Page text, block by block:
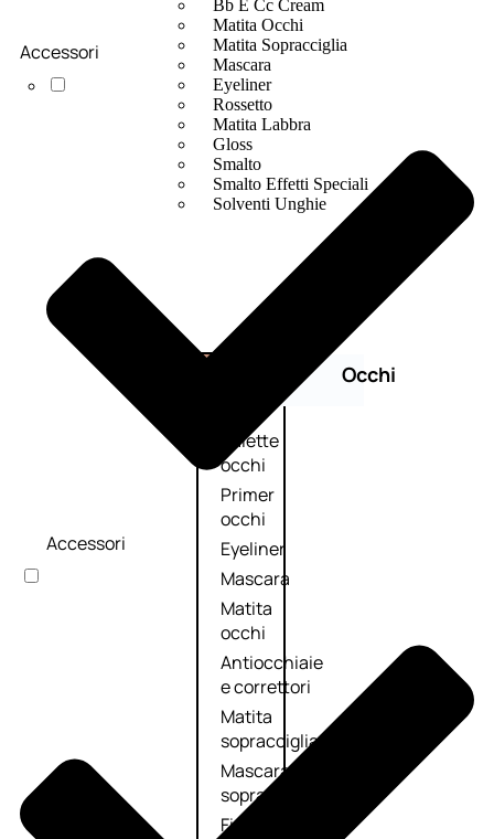
Bb E Cc Cream
Matita Occhi
Matita Sopracciglia
Mascara
Eyeliner
Rossetto
Matita Labbra
Gloss
Smalto
Smalto Effetti Speciali
Solventi Unghie
Occhi
Palette
occhi
Primer
occhi
Eyeliner
Mascara
Matita
occhi
Antiocchiaie
e correttori
Matita
sopracciglia
Mascara
sopracciglia
Fissante
Accessori
Accessori